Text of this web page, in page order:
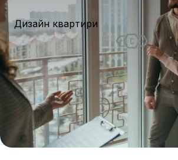
Дизайн квартири